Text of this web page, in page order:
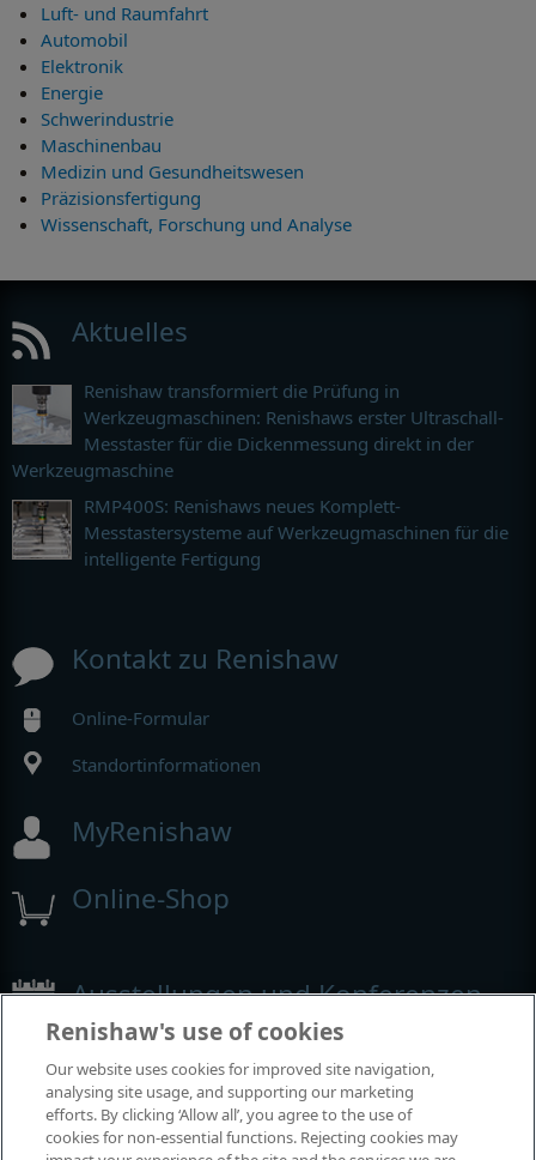
Luft- und Raumfahrt
Automobil
Elektronik
Energie
Schwerindustrie
Maschinenbau
Medizin und Gesundheitswesen
Präzisionsfertigung
Wissenschaft, Forschung und Analyse
Aktuelles
Renishaw transformiert die Prüfung in
Werkzeugmaschinen: Renishaws erster Ultraschall-
Messtaster für die Dickenmessung direkt in der
Werkzeugmaschine
RMP400S: Renishaws neues Komplett-
Messtastersysteme auf Werkzeugmaschinen für die
intelligente Fertigung
Kontakt zu Renishaw
Online-Formular
Standortinformationen
MyRenishaw
Online-Shop
Ausstellungen und Konferenzen
Renishaw's use of cookies
Our website uses cookies for improved site navigation,
analysing site usage, and supporting our marketing
efforts. By clicking ‘Allow all’, you agree to the use of
cookies for non-essential functions. Rejecting cookies may